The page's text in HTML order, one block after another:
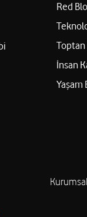
Red
İnsan
Yaşam